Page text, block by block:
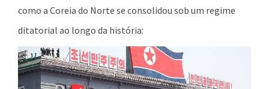
como a Coreia do Norte se consolidou sob um regime
ditatorial ao longo da história: